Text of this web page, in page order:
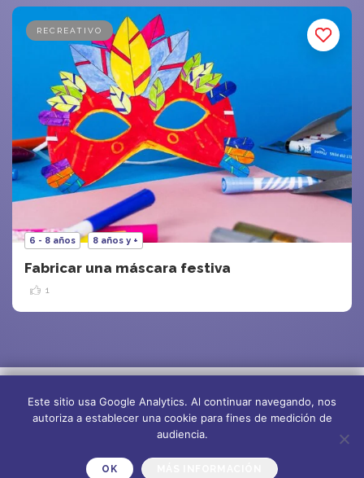
RECREATIVO
6 - 8 años 8 años y +
Fabricar una máscara festiva
1
Este sitio usa Google Analytics. Al continuar navegando, nos
autoriza a establecer una cookie para fines de medición de
audiencia.
OK